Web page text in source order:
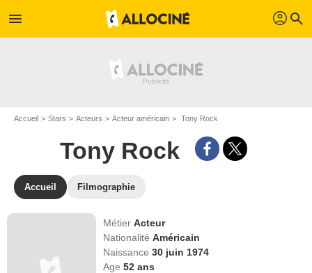
menu profil search
Accueil Stars Acteurs Acteur américain Tony Rock
Tony Rock
Accueil Filmographie
MétierActeur
NationalitéAméricain
Naissance30 juin 1974
Age52 ans